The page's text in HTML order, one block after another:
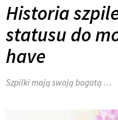
Historia
statusu do
have
Szpilki mają swoją bogatą …